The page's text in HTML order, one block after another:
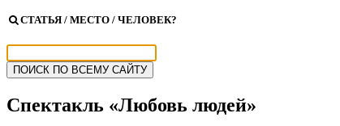
СТАТЬЯ / МЕСТО / ЧЕЛОВЕК?
Спектакль «Любовь людей»